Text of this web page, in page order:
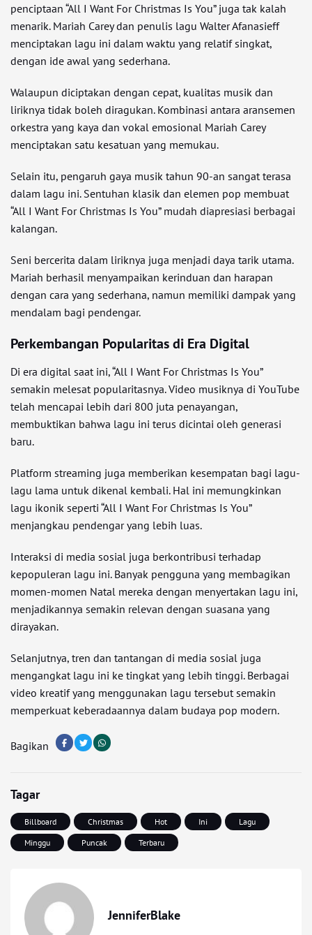
penciptaan “All I Want For Christmas Is You” juga tak kalah
menarik. Mariah Carey dan penulis lagu Walter Afanasieff
menciptakan lagu ini dalam waktu yang relatif singkat,
dengan ide awal yang sederhana.
Walaupun diciptakan dengan cepat, kualitas musik dan
liriknya tidak boleh diragukan. Kombinasi antara aransemen
orkestra yang kaya dan vokal emosional Mariah Carey
menciptakan satu kesatuan yang memukau.
Selain itu, pengaruh gaya musik tahun 90-an sangat terasa
dalam lagu ini. Sentuhan klasik dan elemen pop membuat
“All I Want For Christmas Is You” mudah diapresiasi berbagai
kalangan.
Seni bercerita dalam liriknya juga menjadi daya tarik utama.
Mariah berhasil menyampaikan kerinduan dan harapan
dengan cara yang sederhana, namun memiliki dampak yang
mendalam bagi pendengar.
Perkembangan Popularitas di Era Digital
Di era digital saat ini, “All I Want For Christmas Is You”
semakin melesat popularitasnya. Video musiknya di YouTube
telah mencapai lebih dari 800 juta penayangan,
membuktikan bahwa lagu ini terus dicintai oleh generasi
baru.
Platform streaming juga memberikan kesempatan bagi lagu-
lagu lama untuk dikenal kembali. Hal ini memungkinkan
lagu ikonik seperti “All I Want For Christmas Is You”
menjangkau pendengar yang lebih luas.
Interaksi di media sosial juga berkontribusi terhadap
kepopuleran lagu ini. Banyak pengguna yang membagikan
momen-momen Natal mereka dengan menyertakan lagu ini,
menjadikannya semakin relevan dengan suasana yang
dirayakan.
Selanjutnya, tren dan tantangan di media sosial juga
mengangkat lagu ini ke tingkat yang lebih tinggi. Berbagai
video kreatif yang menggunakan lagu tersebut semakin
memperkuat keberadaannya dalam budaya pop modern.
Bagikan
Tagar
Billboard Christmas Hot Ini
Lagu
Minggu
Puncak Terbaru
JenniferBlake